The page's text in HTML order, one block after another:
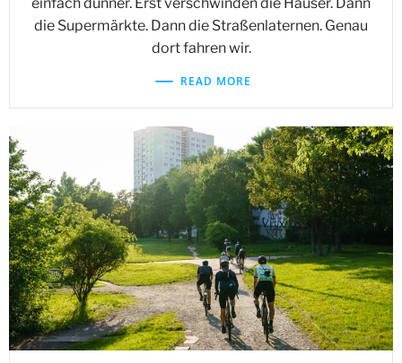
die Supermärkte. Dann die Straßenlaternen. Genau
dort fahren wir.
READ MORE